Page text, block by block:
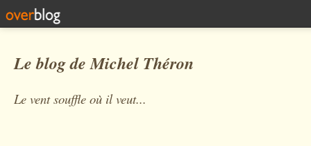
Le blog de Michel Théron
Le vent souffle où il veut...